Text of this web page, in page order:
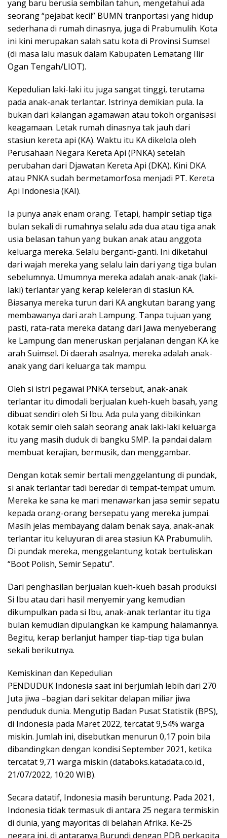
yang baru berusia sembilan tahun, mengetahui ada
seorang “pejabat kecil” BUMN tranportasi yang hidup
sederhana di rumah dinasnya, juga di Prabumulih. Kota
ini kini merupakan salah satu kota di Provinsi Sumsel
(di masa lalu masuk dalam Kabupaten Lematang Ilir
Ogan Tengah/LIOT).
Kepedulian laki-laki itu juga sangat tinggi, terutama
pada anak-anak terlantar. Istrinya demikian pula. Ia
bukan dari kalangan agamawan atau tokoh organisasi
keagamaan. Letak rumah dinasnya tak jauh dari
stasiun kereta api (KA). Waktu itu KA dikelola oleh
Perusahaan Negara Kereta Api (PNKA) setelah
perubahan dari Djawatan Kereta Api (DKA). Kini DKA
atau PNKA sudah bermetamorfosa menjadi PT. Kereta
Api Indonesia (KAI).
Ia punya anak enam orang. Tetapi, hampir setiap tiga
bulan sekali di rumahnya selalu ada dua atau tiga anak
usia belasan tahun yang bukan anak atau anggota
keluarga mereka. Selalu berganti-ganti. Ini diketahui
dari wajah mereka yang selalu lain dari yang tiga bulan
sebelumnya. Umumnya mereka adalah anak-anak (laki-
laki) terlantar yang kerap keleleran di stasiun KA.
Biasanya mereka turun dari KA angkutan barang yang
membawanya dari arah Lampung. Tanpa tujuan yang
pasti, rata-rata mereka datang dari Jawa menyeberang
ke Lampung dan meneruskan perjalanan dengan KA ke
arah Suimsel. Di daerah asalnya, mereka adalah anak-
anak yang dari keluarga tak mampu.
Oleh si istri pegawai PNKA tersebut, anak-anak
terlantar itu dimodali berjualan kueh-kueh basah, yang
dibuat sendiri oleh Si Ibu. Ada pula yang dibikinkan
kotak semir oleh salah seorang anak laki-laki keluarga
itu yang masih duduk di bangku SMP. Ia pandai dalam
membuat kerajian, bermusik, dan menggambar.
Dengan kotak semir bertali menggelantung di pundak,
si anak terlantar tadi beredar di tempat-tempat umum.
Mereka ke sana ke mari menawarkan jasa semir sepatu
kepada orang-orang bersepatu yang mereka jumpai.
Masih jelas membayang dalam benak saya, anak-anak
terlantar itu keluyuran di area stasiun KA Prabumulih.
Di pundak mereka, menggelantung kotak bertuliskan
“Boot Polish, Semir Sepatu”.
Dari penghasilan berjualan kueh-kueh basah produksi
Si Ibu atau dari hasil menyemir yang kemudian
dikumpulkan pada si Ibu, anak-anak terlantar itu tiga
bulan kemudian dipulangkan ke kampung halamannya.
Begitu, kerap berlanjut hamper tiap-tiap tiga bulan
sekali berikutnya.
Kemiskinan dan Kepedulian
PENDUDUK Indonesia saat ini berjumlah lebih dari 270
Juta jiwa –bagian dari sekitar delapan miliar jiwa
penduduk dunia. Mengutip Badan Pusat Statistik (BPS),
di Indonesia pada Maret 2022, tercatat 9,54% warga
miskin. Jumlah ini, disebutkan menurun 0,17 poin bila
dibandingkan dengan kondisi September 2021, ketika
tercatat 9,71 warga miskin (databoks.katadata.co.id.,
21/07/2022, 10:20 WIB).
Secara datatif, Indonesia masih beruntung. Pada 2021,
Indonesia tidak termasuk di antara 25 negara termiskin
di dunia, yang mayoritas di belahan Afrika. Ke-25
negara ini, di antaranya Burundi dengan PDB perkapita